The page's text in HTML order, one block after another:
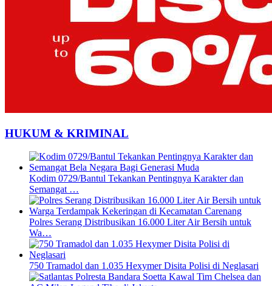
HUKUM & KRIMINAL
Kodim 0729/Bantul Tekankan Pentingnya Karakter dan
Semangat …
Polres Serang Distribusikan 16.000 Liter Air Bersih untuk
Wa…
750 Tramadol dan 1.035 Hexymer Disita Polisi di Neglasari